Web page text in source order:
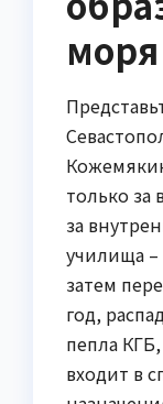
только
за
училища –
затем
год,
пепла
входит в